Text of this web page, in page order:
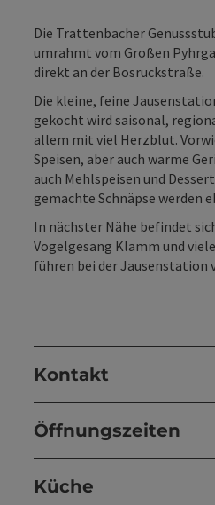
Die Trattenbacher
umrahmt vom Großen
direkt an der Bosruckstraße.
Die kleine, feine
gekocht wird saisonal,
allem mit viel Herzblut.
Speisen, aber auch warme
auch Mehlspeisen und
gemachte Schnäpse werden
In nächster Nähe befindet
Vogelgesang Klamm und
führen bei der Jausenstation
Kontakt
Öffnungszeiten
Küche